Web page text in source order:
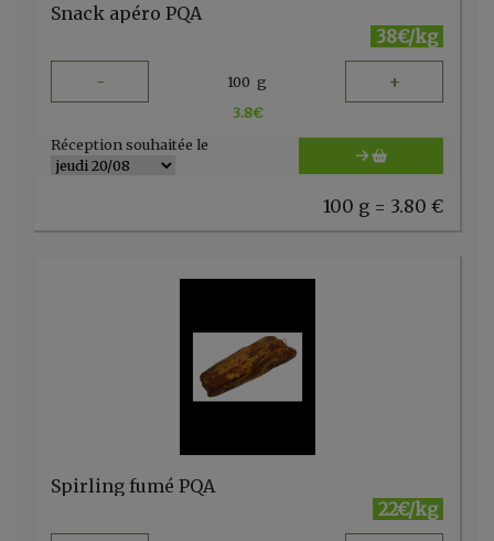
Snack apéro PQA
38€/kg
- 100 g +
3.8€
Réception souhaitée le
100 g = 3.80 €
Spirling fumé PQA
22€/kg